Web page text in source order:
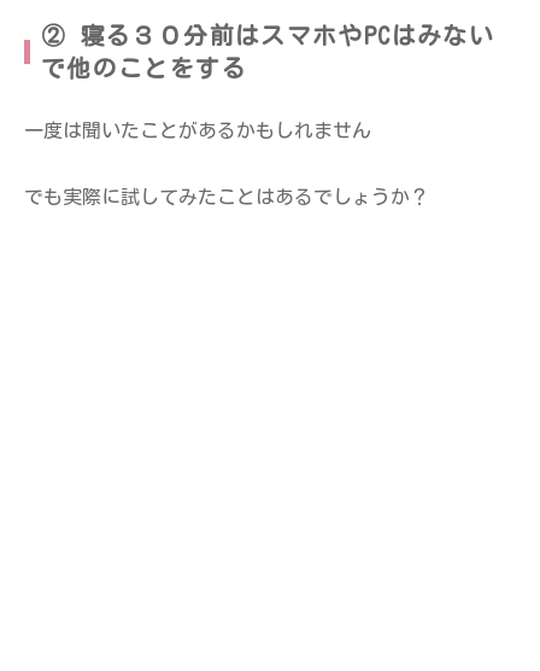
② 寝る３０分前はスマホやPCはみない
で他のことをする
一度は聞いたことがあるかもしれません
でも実際に試してみたことはあるでしょうか？